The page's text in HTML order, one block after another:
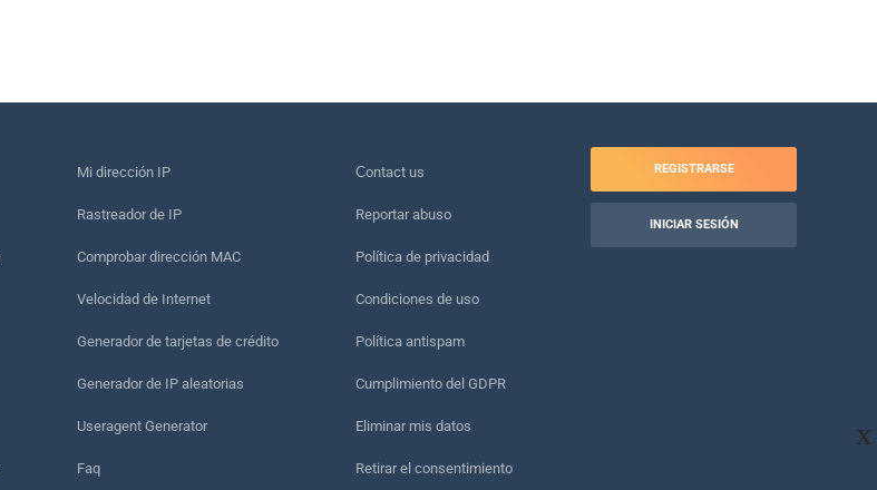
X
Mi dirección IP
Rastreador de IP
Comprobar dirección MAC
Velocidad de Internet
Generador de tarjetas de crédito
Generador de IP aleatorias
Useragent Generator
Faq
Сontact us
Reportar abuso
Política de privacidad
Condiciones de uso
Política antispam
Cumplimiento del GDPR
Eliminar mis datos
Retirar el consentimiento
REGISTRARSE
INICIAR SESIÓN